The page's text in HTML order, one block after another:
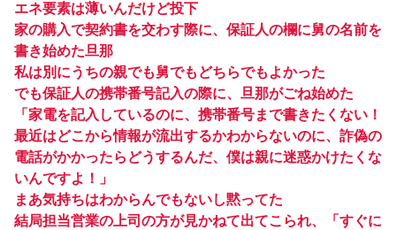
エネ要素は薄いんだけど投下
家の購入で契約書を交わす際に、保証人の欄に舅の名前を
書き始めた旦那
私は別にうちの親でも舅でもどちらでもよかった
でも保証人の携帯番号記入の際に、旦那がごね始めた
「家電を記入しているのに、携帯番号まで書きたくない！
最近はどこから情報が流出するかわからないのに、詐偽の
電話がかかったらどうするんだ、僕は親に迷惑かけたくな
いんですよ！」
まあ気持ちはわからんでもないし黙ってた
結局担当営業の上司の方が見かねて出てこられ、「すぐに